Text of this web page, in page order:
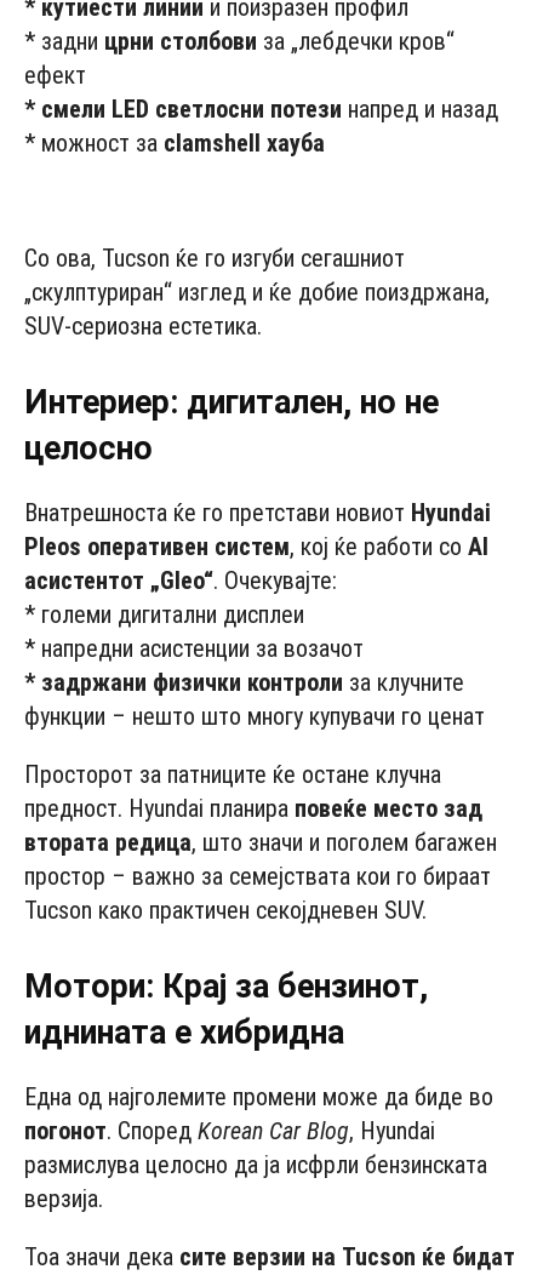
* кутиести линии и поизразен профил
* задни црни столбови за „лебдечки кров“
ефект
* смели LED светлосни потези напред и назад
* можност за clamshell хауба
Со ова, Tucson ќе го изгуби сегашниот
„скулптуриран“ изглед и ќе добие поиздржана,
SUV-сериозна естетика.
Интериер: дигитален, но не
целосно
Внатрешноста ќе го претстави новиот Hyundai
Pleos оперативен систем, кој ќе работи со AI
асистентот „Gleo“. Очекувајте:
* големи дигитални дисплеи
* напредни асистенции за возачот
* задржани физички контроли за клучните
функции – нешто што многу купувачи го ценат
Просторот за патниците ќе остане клучна
предност. Hyundai планира повеќе место зад
втората редица, што значи и поголем багажен
простор – важно за семејствата кои го бираат
Tucson како практичен секојдневен SUV.
Мотори: Крај за бензинот,
иднината е хибридна
Една од најголемите промени може да биде во
погонот. Според Korean Car Blog, Hyundai
размислува целосно да ја исфрли бензинската
верзија.
Тоа значи дека сите верзии на Tucson ќе бидат